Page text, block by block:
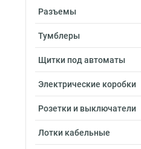
Разъемы
Тумблеры
Щитки под автоматы
Электрические коробки
Розетки и выключатели
Лотки кабельные